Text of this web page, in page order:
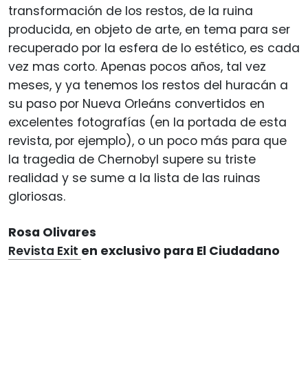
transformación de los restos, de la ruina
producida, en objeto de arte, en tema para ser
recuperado por la esfera de lo estético, es cada
vez mas corto. Apenas pocos años, tal vez
meses, y ya tenemos los restos del huracán a
su paso por Nueva Orleáns convertidos en
excelentes fotografías (en la portada de esta
revista, por ejemplo), o un poco más para que
la tragedia de Chernobyl supere su triste
realidad y se sume a la lista de las ruinas
gloriosas.
Rosa Olivares
Revista Exit en exclusivo para El Ciudadano